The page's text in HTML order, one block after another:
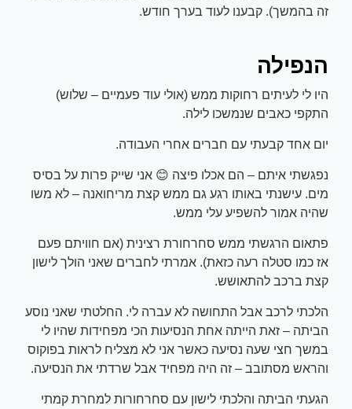
זה בהמשך). קבענו לעוד בערך חודש.
הנפילה
היו לי לעיתים רחוקות ממש (אולי עוד פעמיים – שלוש)
התקפי כאבים שנמשכו לילה.
יום אחד קבעתי עם חברים אחרי העבודה.
נפגשתי איתם – הם אכלו פיצה 😊 אני שייק פרות על בסיס
מים. עישנתי באותו רגע גם ממש קצת מריחואנה – לא משו
שהיה אמור להשפיע עלי ממש.
פתאום הרגשתי ממש סחרחורת רצינית (אם חוויתם פעם
אז כמו סטלה רעה כזאת). אמרתי לחברים שאני הולך לישון
קצת ברכב להתאושש.
הלכתי לרכב אבל התחושה לא עברה לי. החלטתי שאני נוסע
הביתה – זאת הייתה אחת הנסיעות הכי מפחידות שהיו לי
במשך חצי שעה נסיעה כאשר אני לא מצליח לראות בפוקוס
והראש מסתובב – זה היה מפחיד אבל שרדתי את הנסיעה.
הגעתי הביתה והלכתי לישון עם סחרחורות למחרת קמתי